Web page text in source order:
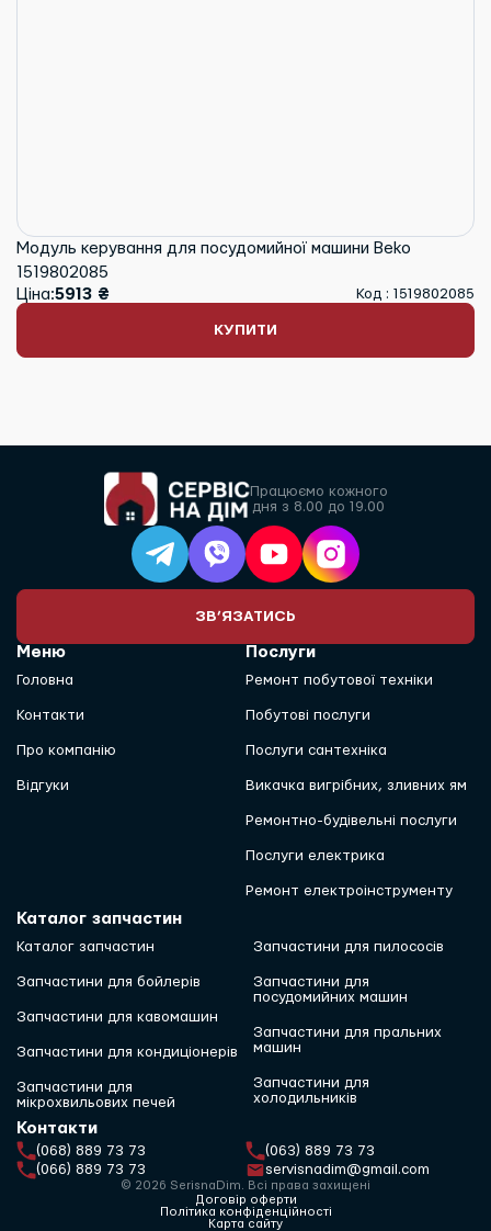
Модуль керування для посудомийної машини Beko
1519802085
Ціна:5913 ₴ Код : 1519802085
КУПИТИ
Працюємо кожного
дня з 8.00 до 19.00
ЗВ’ЯЗАТИСЬ
Меню
Головна
Контакти
Про компанію
Відгуки
Послуги
Ремонт побутової техніки
Побутові послуги
Послуги сантехніка
Викачка вигрібних, зливних ям
Ремонтно-будівельні послуги
Послуги електрика
Ремонт електроінструменту
Каталог запчастин
Каталог запчастин
Запчастини для бойлерів
Запчастини для кавомашин
Запчастини для кондиціонерів
Запчастини для
мікрохвильових печей
Запчастини для пилососів
Запчастини для
посудомийних машин
Запчастини для пральних
машин
Запчастини для
холодильників
Контакти
(068) 889 73 73
(063) 889 73 73
(066) 889 73 73
servisnadim@gmail.com
© 2026 SerisnaDim. Всі права захищені
Договір оферти
Політика конфіденційності
Карта сайту